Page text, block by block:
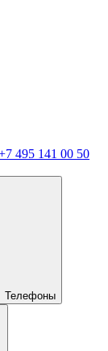
495 141 00 50
Телефоны